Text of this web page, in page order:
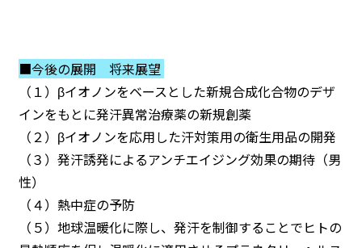
■今後の展開 将来展望
（１）βイオノンをベースとした新規合成化合物のデザ
インをもとに発汗異常治療薬の新規創薬
（２）βイオノンを応用した汗対策用の衛生用品の開発
（３）発汗誘発によるアンチエイジング効果の期待（男
性）
（４）熱中症の予防
（５）地球温暖化に際し、発汗を制御することでヒトの